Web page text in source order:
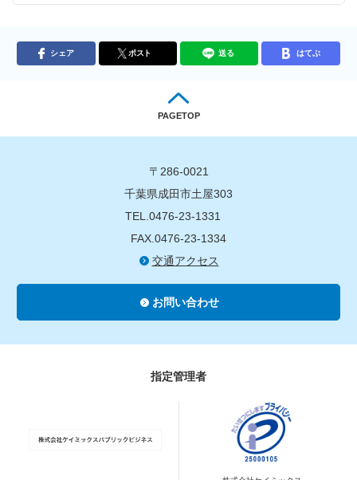
シェア ポスト 送る はてぶ
PAGETOP
〒286-0021
千葉県成田市土屋303
TEL.0476-23-1331
FAX.0476-23-1334
交通アクセス
お問い合わせ
指定管理者